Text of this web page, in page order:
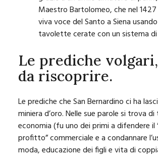
Maestro Bartolomeo, che nel
viva voce del Santo a Siena
tavolette cerate con un sistema di
Le prediche
da riscoprire.
Le prediche che San Bernardino ci ha
miniera d’oro. Nelle sue parole si trova
economia (fu uno dei primi a difendere il
profitto” commerciale e a condannare
moda, educazione dei figli e vita di